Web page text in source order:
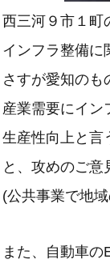
西三河９市１町
インフラ整備に
さすが愛知のも
産業需要にイン
生産性向上と言
と、攻めのご意
(公共事業で地
また、自動車